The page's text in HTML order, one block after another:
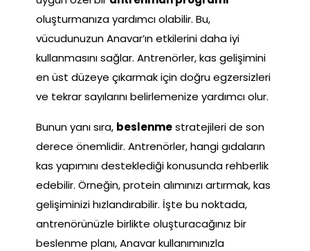
oluşturmanıza yardımcı olabilir. Bu,
vücudunuzun Anavar’ın etkilerini daha iyi
kullanmasını sağlar. Antrenörler, kas gelişimini
en üst düzeye çıkarmak için doğru egzersizleri
ve tekrar sayılarını belirlemenize yardımcı olur.
Bunun yanı sıra, beslenmestratejileri de son
derece önemlidir. Antrenörler, hangi gıdaların
kas yapımını desteklediği konusunda rehberlik
edebilir. Örneğin, protein alımınızı artırmak, kas
gelişiminizi hızlandırabilir. İşte bu noktada,
antrenörünüzle birlikte oluşturacağınız bir
beslenme planı, Anavar kullanımınızla